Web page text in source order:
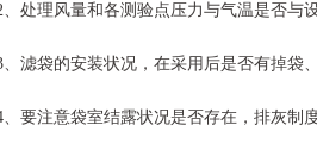
、处理风量和各测验点压力与气温是否与
、滤袋的安装状况，在采用后是否有掉袋
、要注意袋室结露状况是否存在，排灰制